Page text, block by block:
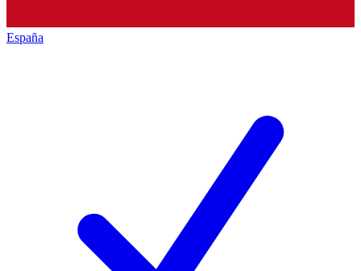
España